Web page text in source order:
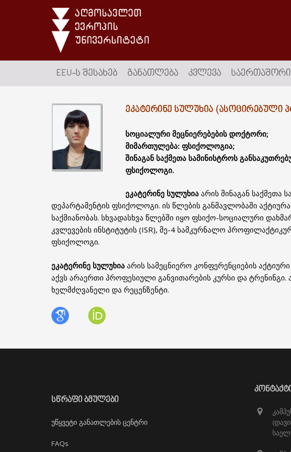
EEU-Ს ᲨᲔᲡᲐᲮᲔᲑ ᲒᲐᲜᲐᲗᲚᲔᲑᲐ ᲙᲕᲚᲔᲕᲐ
ᲔᲙᲐᲢᲔᲠᲘᲜᲔ ᲡᲣᲚᲣᲮᲘᲐ (ᲐᲡᲝᲪᲘᲠᲔᲑᲣᲚᲘ
სოციალური მეცნიერებების დოქტორი;
მიმართულება: ფსიქოლოგია;
შინაგან საქმეთა სამინისტროს
ფსიქოლოგი.
ეკატერინე სულუხია არის შინაგან საქმეთა
დეპარტამენტის ფსიქოლოგი. ის წლების განმავლობაში
საქმიანობას. სხვადასხვა წლებში იყო ფსიქო-სოციალური
კვლევების ინსტიტუტის (ISR), მე-4 სამკურნალო
ფსიქოლოგი.
ეკატერინე სულუხია არის სამეცნიერო კონფერენციების
აქვს არაერთი პროფესიული განვითარების კურსი და ტრენინგი.
ხელმძღვანელი და რეცენზენტი.
ᲡᲬᲠᲐᲤᲘ ᲑᲛᲣᲚᲔᲑᲘ
უწყვეტი განათლების ცენტრი
FAQs